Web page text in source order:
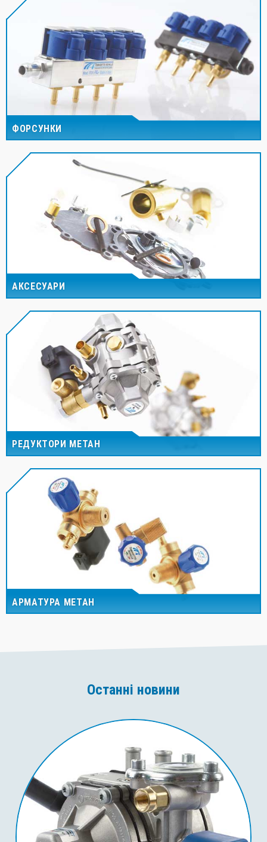
ФОРСУНКИ
АКСЕСУАРИ
РЕДУКТОРИ МЕТАН
АРМАТУРА МЕТАН
Останні новини